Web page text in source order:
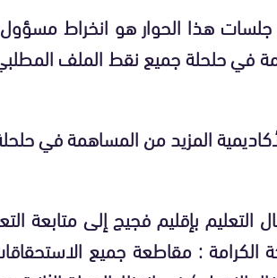
هذا الحوار هو انخراط
في حلحلة جميع نقط الملف
المزيد من المساهمة في
بإقليم فجيج إلى متابعة
الكرامة : مقاطعة جميع